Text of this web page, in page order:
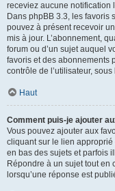
receviez aucune notification
Dans phpBB 3.3, les favoris
pouvez à présent recevoir
mis à jour. L’abonnement,
forum ou d’un sujet auquel
favoris et des abonnements
contrôle de l’utilisateur,
Haut
Comment puis-je ajouter
Vous pouvez ajouter aux
cliquant sur le lien
en bas des sujets et parfois
Répondre à un sujet tout en
lorsqu’une réponse est